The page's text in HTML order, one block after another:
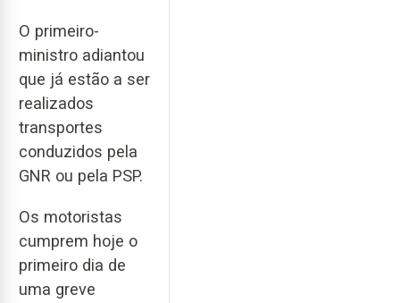
O primeiro-
ministro adiantou
que já estão a ser
realizados
transportes
conduzidos pela
GNR ou pela PSP.
Os motoristas
cumprem hoje o
primeiro dia de
uma greve